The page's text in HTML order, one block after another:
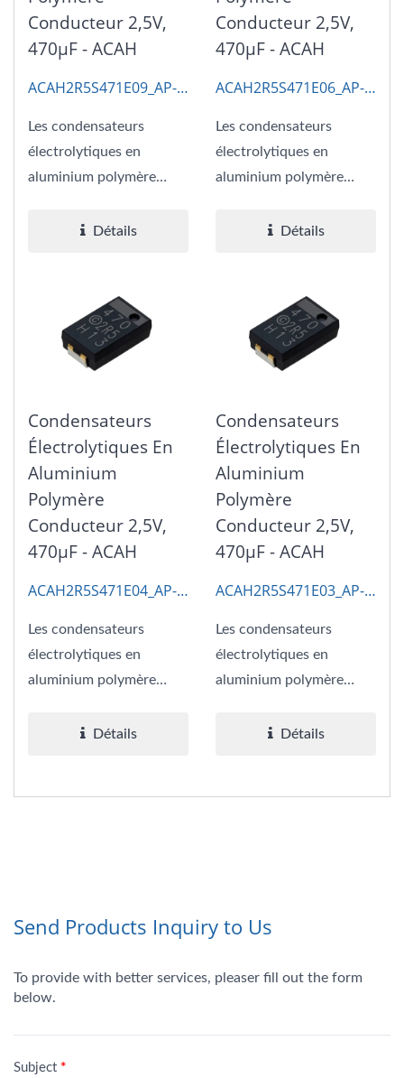
Conducteur 2,5V,
470μF - ACAH
ACAH2R5S471E09_AP-
Les condensateurs
électrolytiques en
aluminium polymère
470μF ESR 9Détails
Conducteur 2,5V,
470μF - ACAH
ACAH2R5S471E06_AP-
Les condensateurs
électrolytiques en
aluminium polymère
470μF ESR 6Détails
Condensateurs
Électrolytiques En
Aluminium
Polymère
Conducteur 2,5V,
470μF - ACAH
ACAH2R5S471E04_AP-
Les condensateurs
électrolytiques en
aluminium polymère
470μF ESR 4,5
Détails
Condensateurs
Électrolytiques En
Aluminium
Polymère
Conducteur 2,5V,
470μF - ACAH
ACAH2R5S471E03_AP-
Les condensateurs
électrolytiques en
aluminium polymère
ESR 3 combinent...
Détails